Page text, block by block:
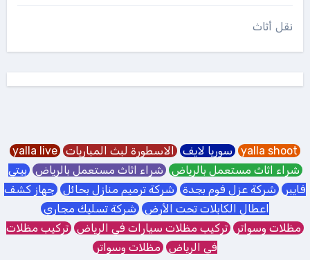
نقل أثاث
yalla shoot سوريا لايف الاسطورة لبث المباريات yalla live
شراء اثاث مستعمل بالرياض شراء اثاث مستعمل بالرياض بيتي
فايبر شركة عزل فوم بجدة شركة ترميم منازل بحائل جهاز كشف
اعطال الكابلات تحت الأرض شركة تسليك مجاري
مظلات وسواتر تركيب مظلات سيارات في الرياض تركيب مظلات
في الرياض مظلات وسواتر